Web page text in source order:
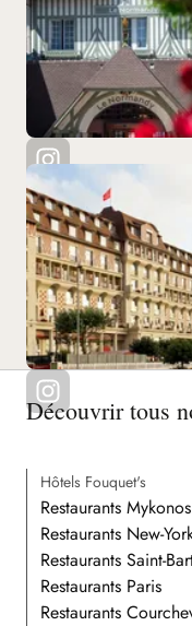
Découvrir tous
Hôtels Fouquet's
Restaurants Mykonos
Restaurants New-
Restaurants Saint-
Restaurants Paris
Restaurants